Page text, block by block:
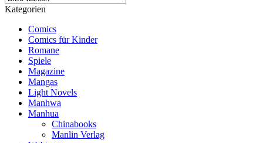
Kategorien
Comics
Comics für Kinder
Romane
Spiele
Magazine
Mangas
Light Novels
Manhwa
Manhua
Chinabooks
Manlin Verlag